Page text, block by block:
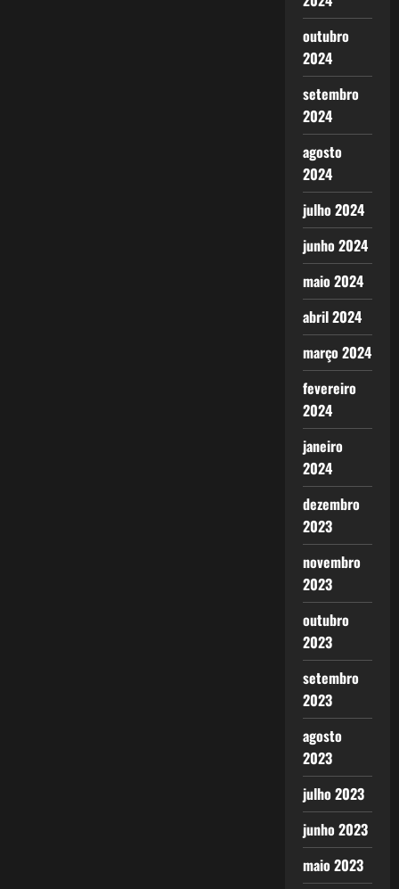
outubro
2024
setembro
2024
agosto
2024
julho 2024
junho 2024
maio 2024
abril 2024
março 2024
fevereiro
2024
janeiro
2024
dezembro
2023
novembro
2023
outubro
2023
setembro
2023
agosto
2023
julho 2023
junho 2023
maio 2023